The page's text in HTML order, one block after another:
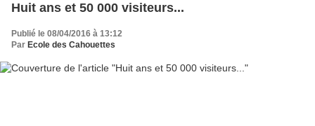
Huit ans et 50 000 visiteurs...
Publié le 08/04/2016 à 13:12
Par Ecole des Cahouettes